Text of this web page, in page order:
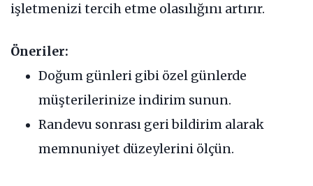
işletmenizi tercih etme olasılığını artırır.
Öneriler:
Doğum günleri gibi özel günlerde
müşterilerinize indirim sunun.
Randevu sonrası geri bildirim alarak
memnuniyet düzeylerini ölçün.